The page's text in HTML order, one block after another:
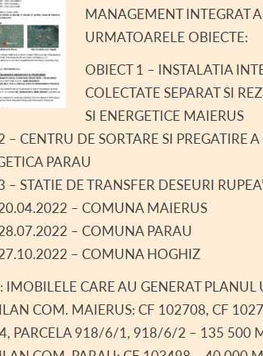
DECLARAȚII
ASISTENȚĂ
COMITET
PROIECT –
INFORMAȚII
AVIZE /
VÂNZARE
MANAGEMENT INTEGRAT
URMATOARELE OBIECTE:
OBIECT 1 – INSTALATIA
COLECTATE SEPARAT SI
SI ENERGETICE MAIERUS
– CENTRU DE SORTARE SI PREGATIRE
PARAU
– STATIE DE TRANSFER DESEURI
– COMUNA MAIERUS
– COMUNA PARAU
– COMUNA HOGHIZ
IMOBILELE CARE AU GENERAT
COM. MAIERUS: CF 102708, CF
PARCELA 918/6/1, 918/6/2 – 135 500